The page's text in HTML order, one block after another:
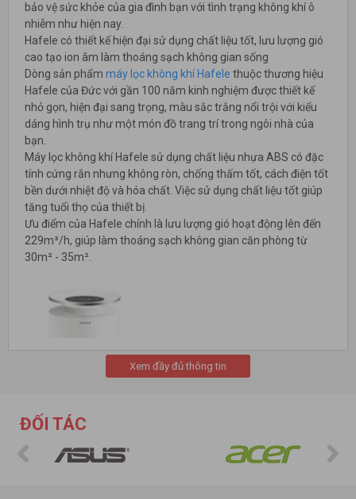
bảo vệ sức khỏe của gia đình bạn với tình trạng không khí ô
nhiễm như hiện nay.
Hafele có thiết kế hiện đại sử dụng chất liệu tốt, lưu lượng gió
cao tạo ion âm làm thoáng sạch không gian sống
Dòng sản phẩm máy lọc không khí Hafele thuộc thương hiệu
Hafele của Đức với gần 100 năm kinh nghiệm được thiết kế
nhỏ gọn, hiện đại sang trọng, màu sắc trắng nổi trội với kiểu
dáng hình trụ như một món đồ trang trí trong ngôi nhà của
bạn.
Máy lọc không khí Hafele sử dụng chất liệu nhựa ABS có đặc
tính cứng rắn nhưng không ròn, chống thấm tốt, cách điện tốt
bền dưới nhiệt độ và hóa chất. Việc sử dụng chất liệu tốt giúp
tăng tuổi thọ của thiết bị.
Ưu điểm của Hafele chính là lưu lượng gió hoạt động lên đến
229m³/h, giúp làm thoáng sạch không gian căn phòng từ
30m² - 35m².
Xem đầy đủ thông tin
ĐỐI TÁC